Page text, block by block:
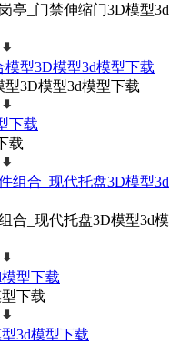
亭_门禁伸缩门3D模型3d
3D模型3d模型下载
载
合_现代托盘3D模型3d模
下载